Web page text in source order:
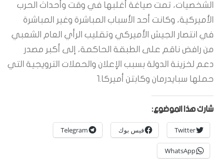
الشخصيات، تمت صياغة أغلبها في وقت وأحداث الحرب
الأميركية، وكانت أحد الأسباب المباشرة وغير المباشرة
في انتصار الجيش الأميركي وتقليب الرأي العام الشعبي
من رافض ناقم على الطبقة الحاكمة، إلى أكبر مصدر
دعم لخزينة الدولة بسبب الإعلان والحملات الترويجية التي
حملها سبايدرمان وكابتن أميركا.1
شارك هذا الموضوع:
Twitter فيس بوك Telegram
WhatsApp